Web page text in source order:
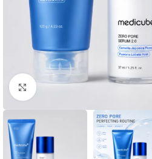
Click to enlarge